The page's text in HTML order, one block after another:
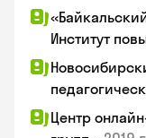
Институт
Центр